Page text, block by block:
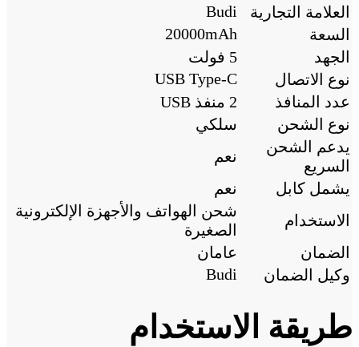
العلامة التجارية
Budi
السعة
20000mAh
الجهد
5 فولت
نوع الاتصال
USB Type-C
عدد المنافذ
2 منفذ USB
نوع الشحن
سلكي
يدعم الشحن
السريع
نعم
يشمل كابل
نعم
الاستخدام
شحن الهواتف والأجهزة الإلكترونية
الصغيرة
الضمان
عامان
وكيل الضمان
Budi
طريقة الاستخدام